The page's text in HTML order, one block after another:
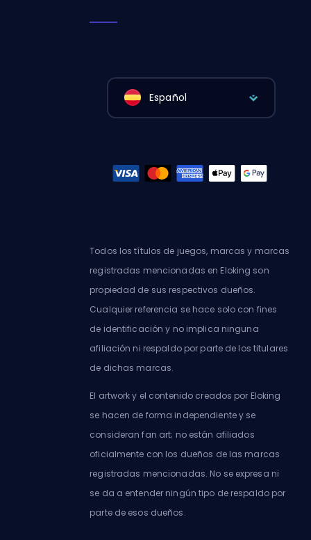
Español
Todos los títulos de juegos, marcas y marcas
registradas mencionadas en Eloking son
propiedad de sus respectivos dueños.
Cualquier referencia se hace solo con fines
de identificación y no implica ninguna
afiliación ni respaldo por parte de los titulares
de dichas marcas.
El artwork y el contenido creados por Eloking
se hacen de forma independiente y se
consideran fan art; no están afiliados
oficialmente con los dueños de las marcas
registradas mencionadas. No se expresa ni
se da a entender ningún tipo de respaldo por
parte de esos dueños.